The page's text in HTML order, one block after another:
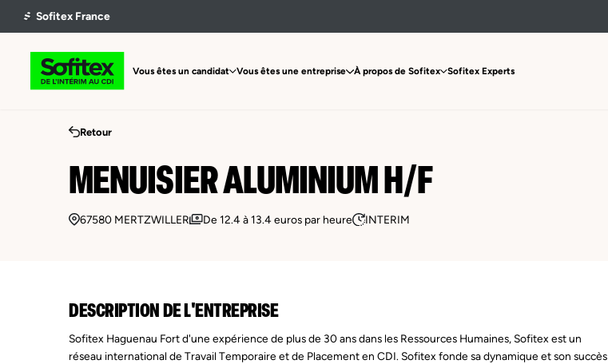
Vous êtes un candidat Vous êtes une entreprise À propos de Sofitex Sofitex Experts
Retour
MENUISIER ALUMINIUM H/F
67580 MERTZWILLER De 12.4 à 13.4 euros par heure INTERIM
DESCRIPTION DE L'ENTREPRISE
Sofitex Haguenau Fort d'une expérience de plus de 30 ans dans les Ressources Humaines, Sofitex est un
réseau international de Travail Temporaire et de Placement en CDI. Sofitex fonde sa dynamique et son succès